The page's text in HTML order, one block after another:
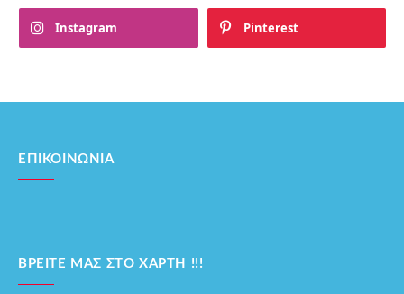
Instagram Pinterest
ΕΠΙΚΟΙΝΩΝΊΑ
ΒΡΕΊΤΕ ΜΑΣ ΣΤΟ ΧΆΡΤΗ !!!